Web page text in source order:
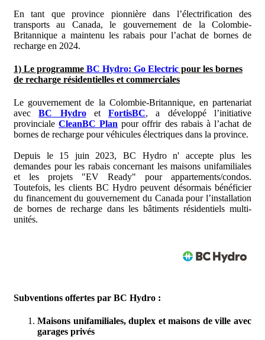
En tant que province pionnière dans l’électrification des
transports au Canada, le gouvernement de la Colombie-
Britannique a maintenu les rabais pour l’achat de bornes de
recharge en 2024.
1) Le programme BC Hydro: Go Electric pour les bornes
de recharge résidentielles et commerciales
Le gouvernement de la Colombie-Britannique, en partenariat
avecBC HydroetFortisBC, a développé l’initiative
provincialeCleanBC Plan pour offrir des rabais à l’achat de
bornes de recharge pour véhicules électriques dans la province.
Depuis le 15 juin 2023, BC Hydro n' accepte plus les
demandes pour les rabais concernant les maisons unifamiliales
et les projets "EV Ready" pour appartements/condos.
Toutefois, les clients BC Hydro peuvent désormais bénéficier
du financement du gouvernement du Canada pour l’installation
de bornes de recharge dans les bâtiments résidentiels multi-
unités.
Subventions offertes par BC Hydro :
Maisons unifamiliales, duplex et maisons de ville avec
garages privés